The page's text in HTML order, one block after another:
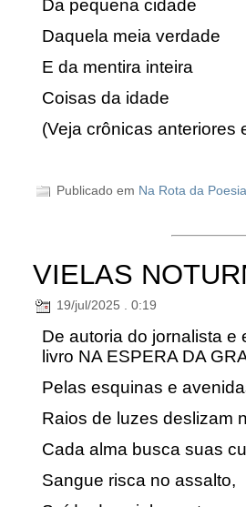
Da pequena cidade
Daquela meia verdade
E da mentira inteira
Coisas da idade
(Veja crônicas anteriores
Publicado em Na Rota da Poesia
VIELAS
19/jul/2025 . 0:19
De autoria do jornalista e
livro NA ESPERA DA
Pelas esquinas e
Raios de luzes deslizam
Cada alma busca suas
Sangue risca no assalto,